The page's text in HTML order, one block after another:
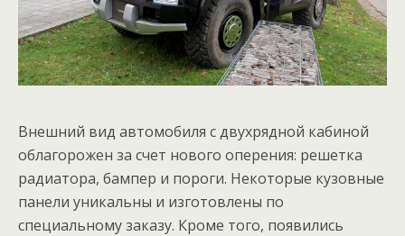
Внешний вид автомобиля с двухрядной кабиной
облагорожен за счет нового оперения: решетка
радиатора, бампер и пороги. Некоторые кузовные
панели уникальны и изготовлены по
специальному заказу. Кроме того, появились